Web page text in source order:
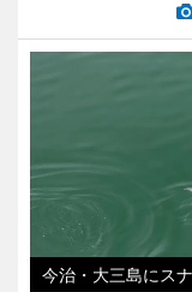
今治・大三島にス